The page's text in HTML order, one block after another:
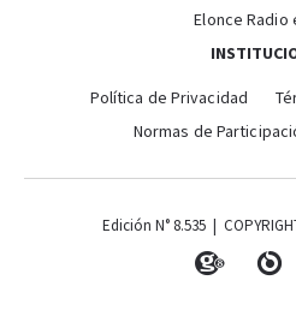
Elonce Radio
Política de Privacidad
Normas de
Edición N° 8.535 |